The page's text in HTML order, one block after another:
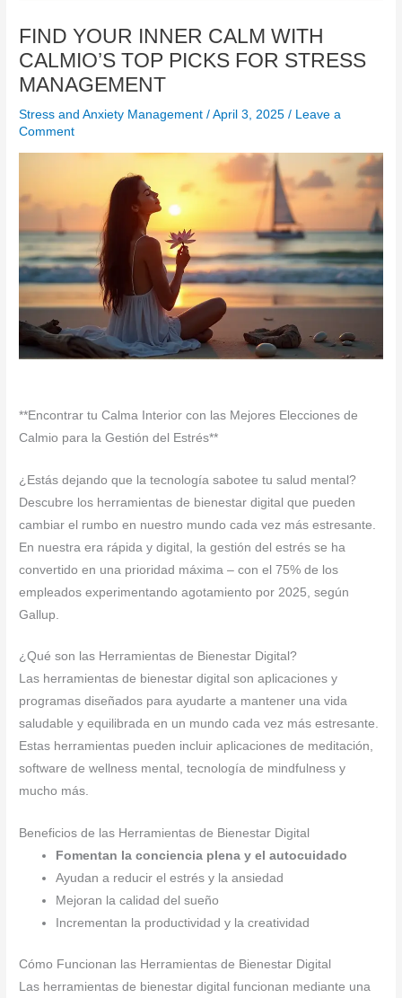
FIND YOUR INNER CALM WITH
CALMIO’S TOP PICKS FOR STRESS
MANAGEMENT
Stress and Anxiety Management /April 3, 2025/ Leave a
Comment
**Encontrar tu Calma Interior con las Mejores Elecciones de
Calmio para la Gestión del Estrés**
¿Estás dejando que la tecnología sabotee tu salud mental?
Descubre los herramientas de bienestar digital que pueden
cambiar el rumbo en nuestro mundo cada vez más estresante.
En nuestra era rápida y digital, la gestión del estrés se ha
convertido en una prioridad máxima – con el 75% de los
empleados experimentando agotamiento por 2025, según
Gallup.
¿Qué son las Herramientas de Bienestar Digital?
Las herramientas de bienestar digital son aplicaciones y
programas diseñados para ayudarte a mantener una vida
saludable y equilibrada en un mundo cada vez más estresante.
Estas herramientas pueden incluir aplicaciones de meditación,
software de wellness mental, tecnología de mindfulness y
mucho más.
Beneficios de las Herramientas de Bienestar Digital
Fomentan la conciencia plena y el autocuidado
Ayudan a reducir el estrés y la ansiedad
Mejoran la calidad del sueño
Incrementan la productividad y la creatividad
Cómo Funcionan las Herramientas de Bienestar Digital
Las herramientas de bienestar digital funcionan mediante una